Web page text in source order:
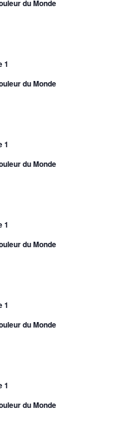
du Monde
1
du Monde
1
du Monde
1
du Monde
1
du Monde
1
du Monde